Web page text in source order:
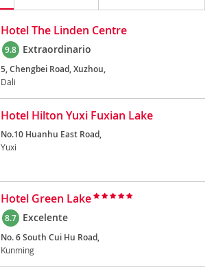
Hotel The Linden Centre
9.8 Extraordinario
5, Chengbei Road, Xuzhou,
Dali
Hotel Hilton Yuxi Fuxian Lake
No.10 Huanhu East Road,
Yuxi
Hotel Green Lake
8.7 Excelente
No. 6 South Cui Hu Road,
Kunming